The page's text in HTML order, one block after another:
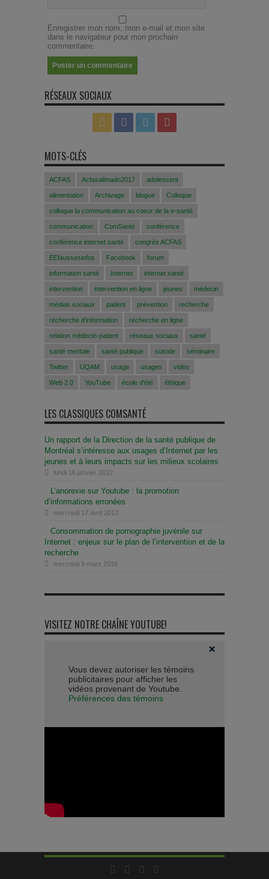
Enregistrer mon nom, mon e-mail et mon site
dans le navigateur pour mon prochain
commentaire.
RÉSEAUX SOCIAUX
MOTS-CLÉS
ACFAS Acfasalimado2017 adolescent
alimentation Archivage blogue Colloque
colloque la communication au coeur de la e-santé
communication ComSanté conférence
conférence internet santé congrès ACFAS
EEfaussesinfos Facebook forum
information santé Internet internet santé
intervention intervention en ligne jeunes médecin
médias sociaux patient prévention recherche
recherche d'information recherche en ligne
relation médecin-patient réseaux sociaux santé
santé mentale santé publique suicide séminaire
Twitter UQAM usage usages vidéo
Web 2.0 YouTube école d'été éthique
LES CLASSIQUES COMSANTÉ
Un rapport de la Direction de la santé publique de
Montréal s’intéresse aux usages d’Internet par les
jeunes et à leurs impacts sur les milieux scolaires
lundi 16 janvier 2012
L’anorexie sur Youtube : la promotion
d’informations erronées
mercredi 17 avril 2013
Consommation de pornographie juvénile sur
Internet : enjeux sur le plan de l’intervention et de la
recherche
mercredi 9 mars 2016
VISITEZ NOTRE CHAÎNE YOUTUBE!
Vous devez autoriser les témoins
publicitaires pour afficher les
vidéos provenant de Youtube.
Préférences des témoins